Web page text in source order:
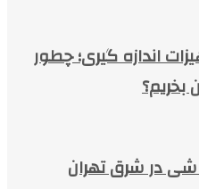
اندازه گیری؛ چطور
بخریم؟
در شرق تهران